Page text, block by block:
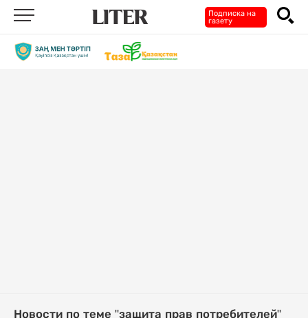
Подписка на
газету
Новости по теме "защита прав потребителей"